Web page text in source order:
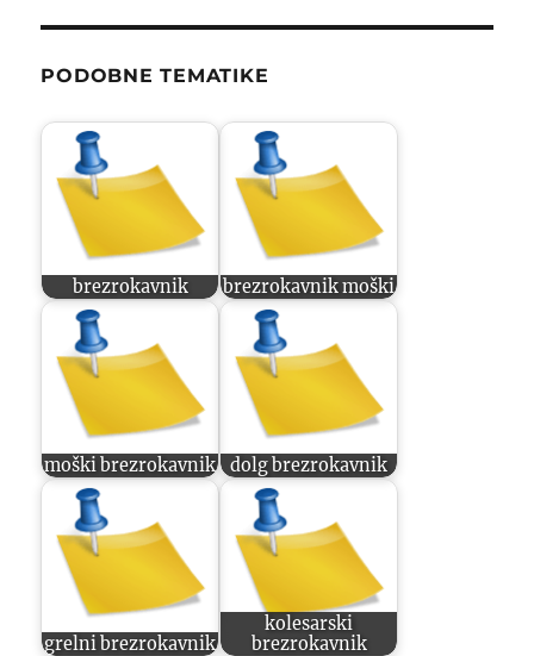
PODOBNE TEMATIKE
brezrokavnik brezrokavnik moški
moški brezrokavnik dolg brezrokavnik
grelni brezrokavnik
kolesarski
brezrokavnik